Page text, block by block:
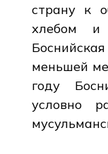
страну к
хлебом и
меньшей
году
условно